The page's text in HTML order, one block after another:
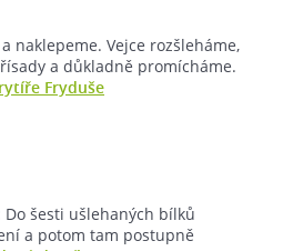
naklepeme. Vejce rozšleháme,
a důkladně promícháme.
Fryduše
šesti ušlehaných bílků
a potom tam postupně